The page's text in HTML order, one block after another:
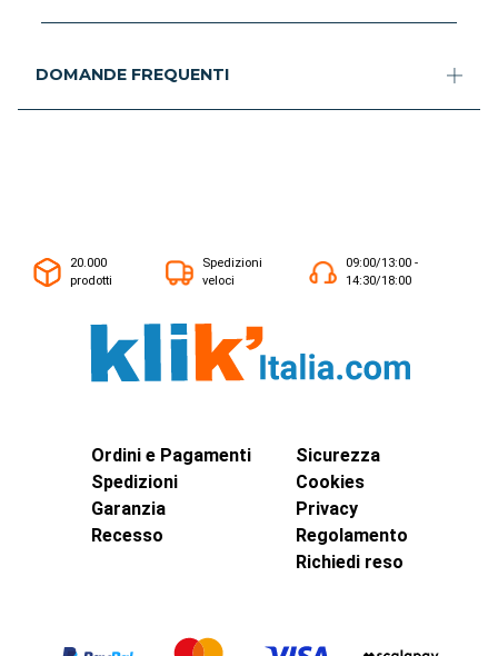
DOMANDE FREQUENTI
20.000
prodotti
Spedizioni
veloci
09:00/13:00 -
14:30/18:00
Ordini e Pagamenti
Spedizioni
Garanzia
Recesso
Sicurezza
Cookies
Privacy
Regolamento
Richiedi reso